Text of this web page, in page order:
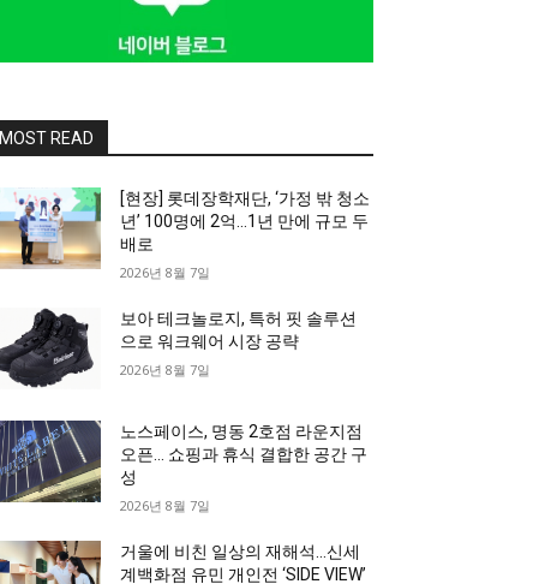
MOST READ
[현장] 롯데장학재단, ‘가정 밖 청소
년’ 100명에 2억…1년 만에 규모 두
배로
2026년 8월 7일
보아 테크놀로지, 특허 핏 솔루션
으로 워크웨어 시장 공략
2026년 8월 7일
노스페이스, 명동 2호점 라운지점
오픈… 쇼핑과 휴식 결합한 공간 구
성
2026년 8월 7일
거울에 비친 일상의 재해석…신세
계백화점 유민 개인전 ‘SIDE VIEW’